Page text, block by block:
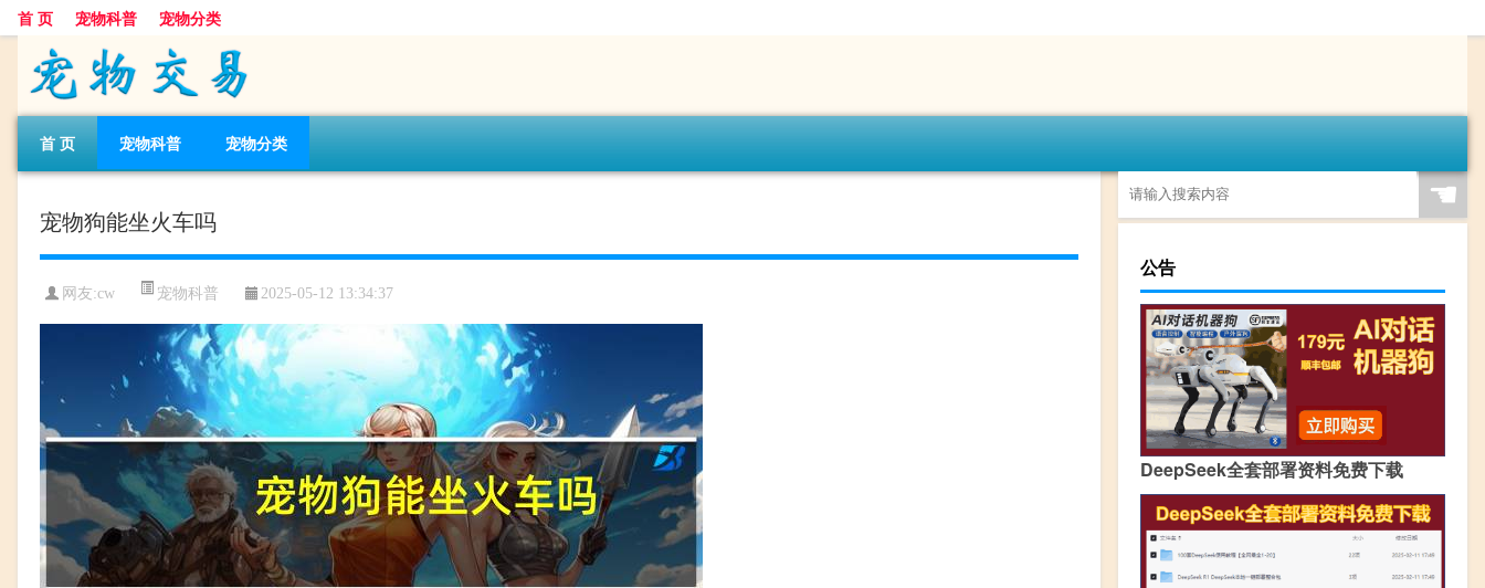
首 页 宠物科普 宠物分类
首 页 宠物科普 宠物分类
宠物狗能坐火车吗
网友:cw 宠物科普 2025-05-12 13:34:37
☚
公告
DeepSeek全套部署资料免费下载